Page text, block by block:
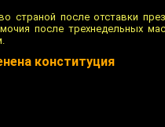
страной после отставки
после трехнедельных
конституция